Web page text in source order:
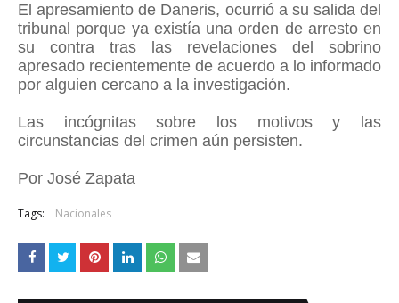
El apresamiento de Daneris, ocurrió a su salida del
tribunal porque ya existía una orden de arresto en
su contra tras las revelaciones del sobrino
apresado recientemente de acuerdo a lo informado
por alguien cercano a la investigación.
Las incógnitas sobre los motivos y las
circunstancias del crimen aún persisten.
Por José Zapata
Tags: Nacionales